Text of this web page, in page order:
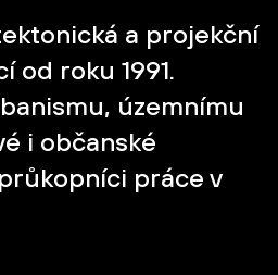
a projekční
od roku 1991.
územnímu
i občanské
práce v